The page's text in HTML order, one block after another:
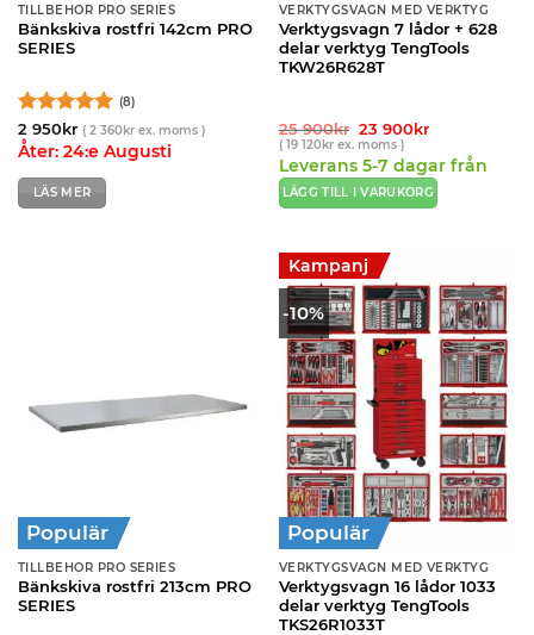
TILLBEHÖR PRO SERIES
Bänkskiva rostfri 142cm PRO
SERIES
Betygsatt 5
av 5
(8)
2 950kr ( 2 360krex. moms )
Åter: 24:e Augusti
LÄS MER
VERKTYGSVAGN MED VERKTYG
Verktygsvagn 7 lådor + 628
delar verktyg TengTools
TKW26R628T
25 900kr Det
ursprungliga
priset
var:
25
900kr.
23 900krDet
priset
är:
23
900kr.
( 19 120krex. moms )
Leverans 5-7 dagar från
leverantör
LÄGG TILL I VARUKORG
Populär
TILLBEHÖR PRO SERIES
Bänkskiva rostfri 213cm PRO
SERIES
-10%
Kampanj
Populär
VERKTYGSVAGN MED VERKTYG
Verktygsvagn 16 lådor 1033
delar verktyg TengTools
TKS26R1033T